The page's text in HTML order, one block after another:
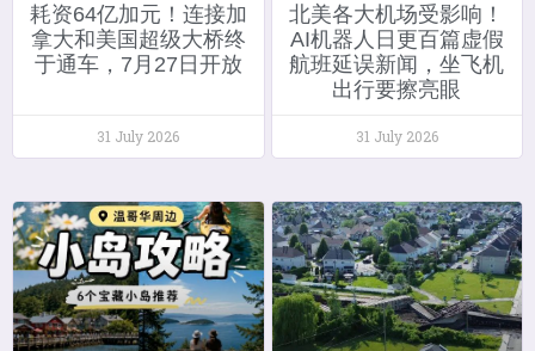
耗资64亿加元！连接加
拿大和美国超级大桥终
于通车，7月27日开放
31 July 2026
北美各大机场受影响！
AI机器人日更百篇虚假
航班延误新闻，坐飞机
出行要擦亮眼
31 July 2026